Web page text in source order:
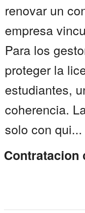
renovar un
empresa
Para los
proteger la
estudiantes,
coherencia.
solo con qui...
Contratacion